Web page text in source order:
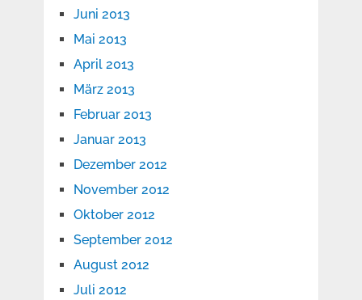
Juni 2013
Mai 2013
April 2013
März 2013
Februar 2013
Januar 2013
Dezember 2012
November 2012
Oktober 2012
September 2012
August 2012
Juli 2012